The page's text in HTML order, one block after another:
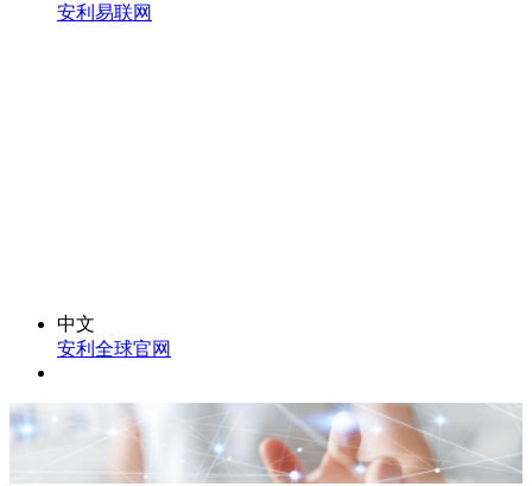
安利易联网
中文
安利全球官网